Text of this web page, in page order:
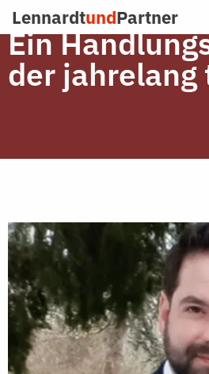
Zum
Inhalt
springen
LennardtundPartner
Ein
der jahrelang